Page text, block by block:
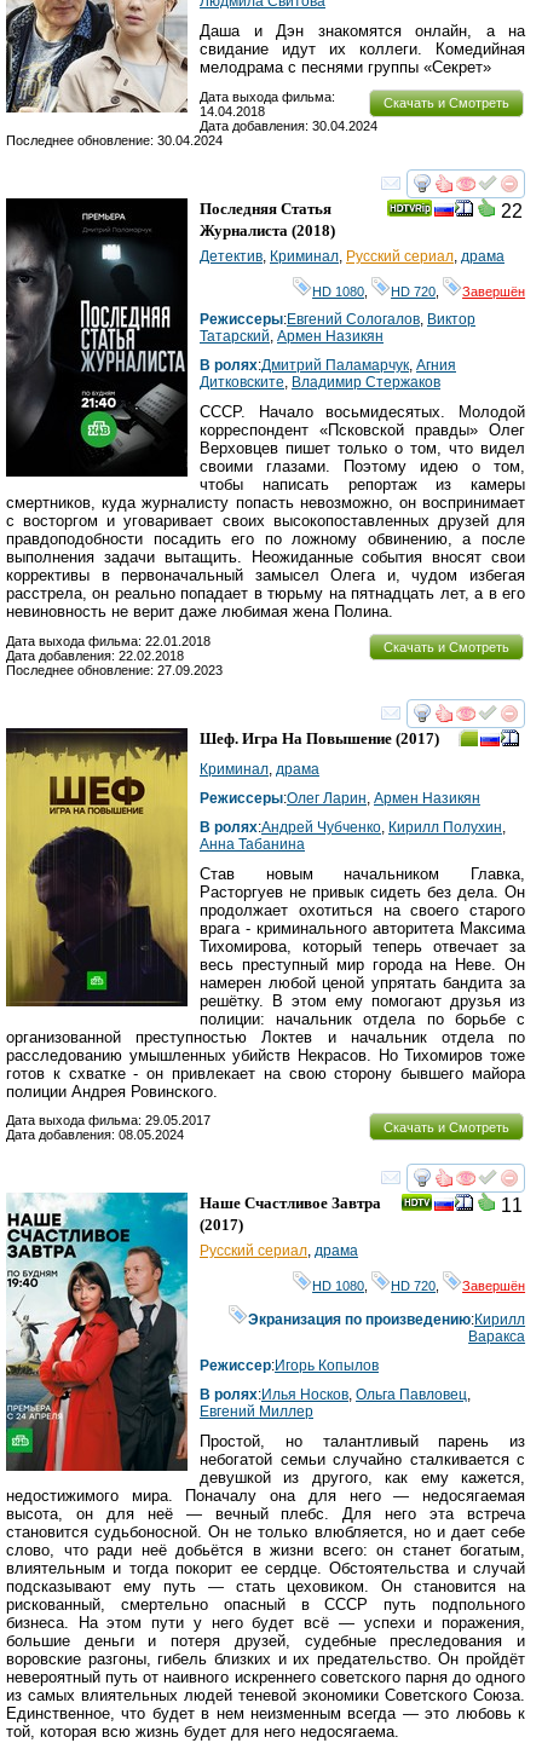
Даша и Дэн знакомятся онлайн, а на
свидание идут их коллеги. Комедийная
мелодрама с песнями группы «Секрет»
Скачать и Смотреть
Дата выхода фильма:
14.04.2018
Дата добавления: 30.04.2024
Последнее обновление: 30.04.2024
смотреть
22
Последняя Статья
Журналиста (2018)
Детектив, Криминал, Русский сериал, драма
HD 1080 HD 720 Завершён
Режиссеры:Евгений Сологалов, Виктор
Татарский, Армен Назикян
В ролях:Дмитрий Паламарчук, Агния
Дитковските, Владимир Стержаков
СССР. Начало восьмидесятых. Молодой
корреспондент «Псковской правды» Олег
Верховцев пишет только о том, что видел
своими глазами. Поэтому идею о том,
чтобы написать репортаж из камеры
смертников, куда журналисту попасть невозможно, он воспринимает
с восторгом и уговаривает своих высокопоставленных друзей для
правдоподобности посадить его по ложному обвинению, а после
выполнения задачи вытащить. Неожиданные события вносят свои
коррективы в первоначальный замысел Олега и, чудом избегая
расстрела, он реально попадает в тюрьму на пятнадцать лет, а в его
невиновность не верит даже любимая жена Полина.
Скачать и Смотреть
Дата выхода фильма: 22.01.2018
Дата добавления: 22.02.2018
Последнее обновление: 27.09.2023
смотреть
Шеф. Игра На Повышение (2017)
Криминал драма
Режиссеры:Олег Ларин Армен Назикян
В ролях:Андрей Чубченко Кирилл Полухин
Анна Табанина
Став новым начальником Главка,
Расторгуев не привык сидеть без дела. Он
продолжает охотиться на своего старого
врага - криминального авторитета Максима
Тихомирова, который теперь отвечает за
весь преступный мир города на Неве. Он
намерен любой ценой упрятать бандита за
решётку. В этом ему помогают друзья из
полиции: начальник отдела по борьбе с
организованной преступностью Локтев и начальник отдела по
расследованию умышленных убийств Некрасов. Но Тихомиров тоже
готов к схватке - он привлекает на свою сторону бывшего майора
полиции Андрея Ровинского.
Скачать и Смотреть
Дата выхода фильма: 29.05.2017
Дата добавления: 08.05.2024
смотреть
11
Наше Счастливое Завтра
(2017)
Русский сериал, драма
HD 1080 HD 720 Завершён
Экранизация по произведению:Кирилл
Варакса
Режиссер:Игорь Копылов
В ролях:Илья Носков, Ольга Павловец,
Евгений Миллер
Простой, но талантливый парень из
небогатой семьи случайно сталкивается с
девушкой из другого, как ему кажется,
недостижимого мира. Поначалу она для него — недосягаемая
высота, он для неё — вечный плебс. Для него эта встреча
становится судьбоносной. Он не только влюбляется, но и дает себе
слово, что ради неё добьётся в жизни всего: он станет богатым,
влиятельным и тогда покорит ее сердце. Обстоятельства и случай
подсказывают ему путь — стать цеховиком. Он становится на
рискованный, смертельно опасный в СССР путь подпольного
бизнеса. На этом пути у него будет всё — успехи и поражения,
большие деньги и потеря друзей, судебные преследования и
воровские разгоны, гибель близких и их предательство. Он пройдёт
невероятный путь от наивного искреннего советского парня до одного
из самых влиятельных людей теневой экономики Советского Союза.
Единственное, что будет в нем неизменным всегда — это любовь к
той, которая всю жизнь будет для него недосягаема.